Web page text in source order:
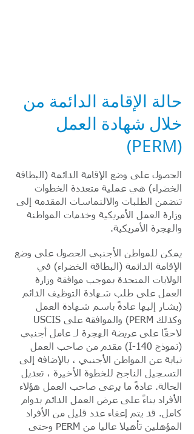
حالة الإقامة الدائمة من
خلال شهادة العمل
(PERM)
الحصول على وضع الإقامة الدائمة (البطاقة
الخضراء) هي عملية متعددة الخطوات
تتضمن الطلبات والالتماسات المقدمة إلى
وزارة العمل الأمريكية وخدمات المواطنة
والهجرة الأمريكية.
يمكن للمواطن الأجنبي الحصول على وضع
الإقامة الدائمة (البطاقة الخضراء) في
الولايات المتحدة بموجب موافقة وزارة
العمل على طلب شهادة التوظيف الدائم
(يشار إليها عادةً باسم شهادة العمل
وكذلك PERM) والموافقة على USCIS
لاحقًا على عريضة الهجرة لـ عامل أجنبي
(نموذج I-140) مقدم من صاحب العمل
نيابة عن المواطن الأجنبي ، بالإضافة إلى
التسجيل الناجح للخطوة الأخيرة ، تعديل
الحالة. عادةً ما يرعى صاحب العمل هؤلاء
الأفراد بناءً على عرض العمل الدائم بدوام
كامل. قد يتم إعفاء عدد قليل من الأفراد
المؤهلين تأهيلا عاليا من PERM وحتى